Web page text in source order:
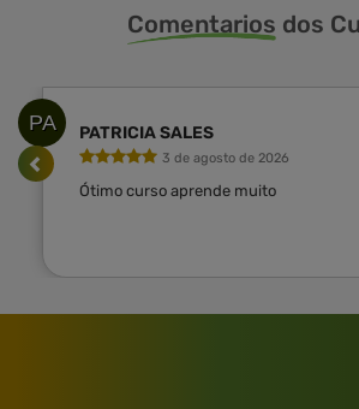
Comentarios dos
PA PATRICIA SALES
3 de agosto de 2026
Ótimo curso aprende muito